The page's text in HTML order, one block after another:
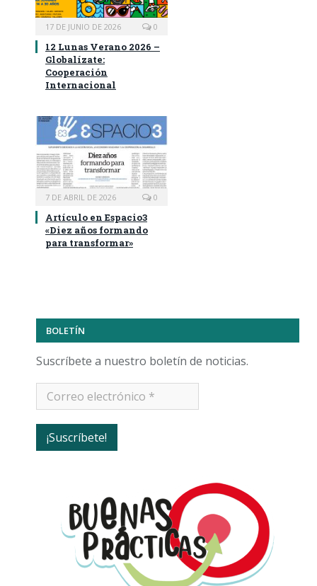
17 DE JUNIO DE 2026 0
12 Lunas Verano 2026 –
Globalízate:
Cooperación
Internacional
7 DE ABRIL DE 2026 0
Artículo en Espacio3
«Diez años formando
para transformar»
BOLETÍN
Suscríbete a nuestro boletín de noticias.